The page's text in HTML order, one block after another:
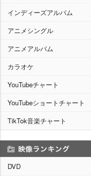
インディーズアルバム
アニメシングル
アニメアルバム
カラオケ
YouTubeチャート
YouTubeショートチャート
TikTok音楽チャート
DVD